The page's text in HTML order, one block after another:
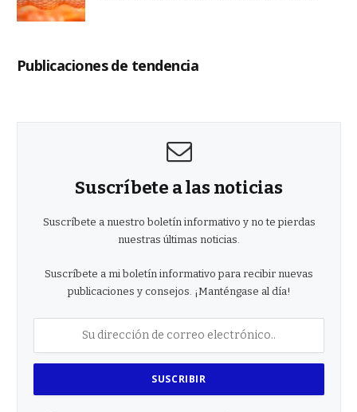
Publicaciones de tendencia
Suscríbete a las noticias
Suscríbete a nuestro boletín informativo y no te pierdas
nuestras últimas noticias.
Suscríbete a mi boletín informativo para recibir nuevas
publicaciones y consejos. ¡Manténgase al día!